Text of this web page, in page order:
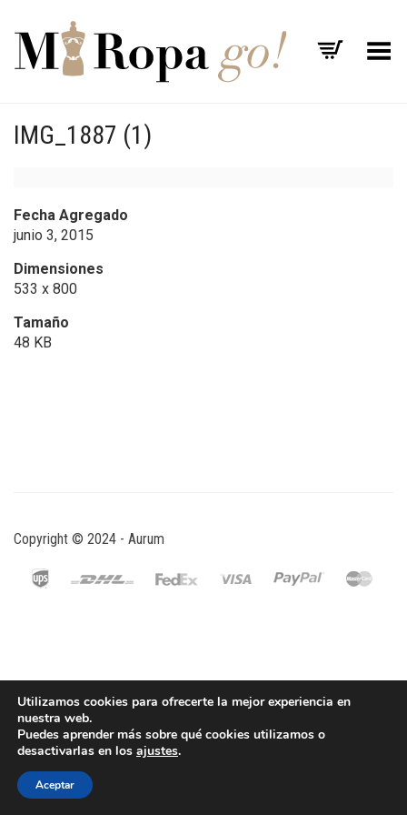
Menú
IMG_1887 (1)
Fecha Agregado
junio 3, 2015
Dimensiones
533 x 800
Tamaño
48 KB
Copyright © 2024 - Aurum
Utilizamos cookies para ofrecerte la mejor experiencia en
nuestra web.
Puedes aprender más sobre qué cookies utilizamos o
desactivarlas en los ajustes.
Aceptar